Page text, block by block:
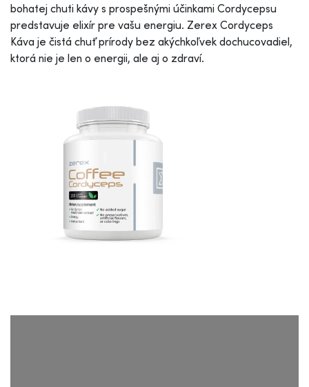
bohatej chuti kávy s prospešnými účinkami Cordycepsu
predstavuje elixír pre vašu energiu. Zerex Cordyceps
Káva je čistá chuť prírody bez akýchkoľvek dochucovadiel,
ktorá nie je len o energii, ale aj o zdraví.